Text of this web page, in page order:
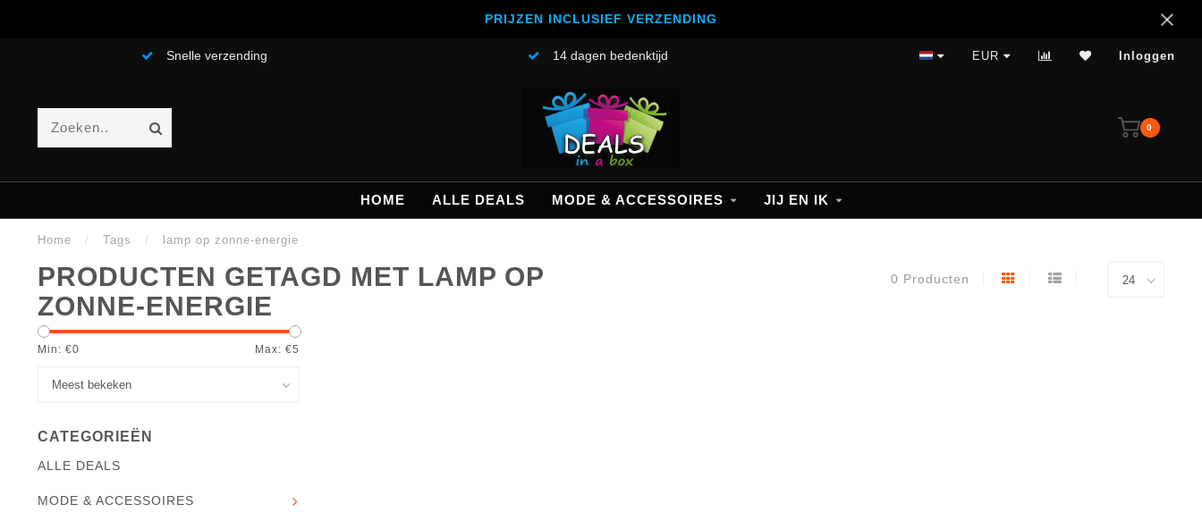
PRIJZEN INCLUSIEF VERZENDING
Snelle verzending 14 dagen bedenktijd EUR Inloggen
0
HOME ALLE DEALS MODE & ACCESSOIRES JIJ EN IK
Home / Tags / lamp op zonne-energie
PRODUCTEN GETAGD MET LAMP OP
ZONNE-ENERGIE
0 Producten
Min: €0 Max: €5
CATEGORIEËN
ALLE DEALS
MODE & ACCESSOIRES